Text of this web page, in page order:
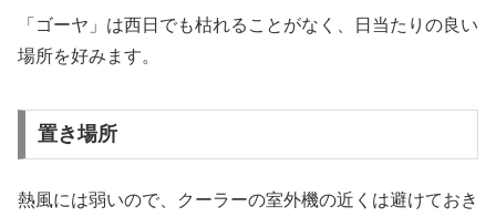
「ゴーヤ」は西日でも枯れることがなく、日当たりの良い
場所を好みます。
置き場所
熱風には弱いので、クーラーの室外機の近くは避けておき